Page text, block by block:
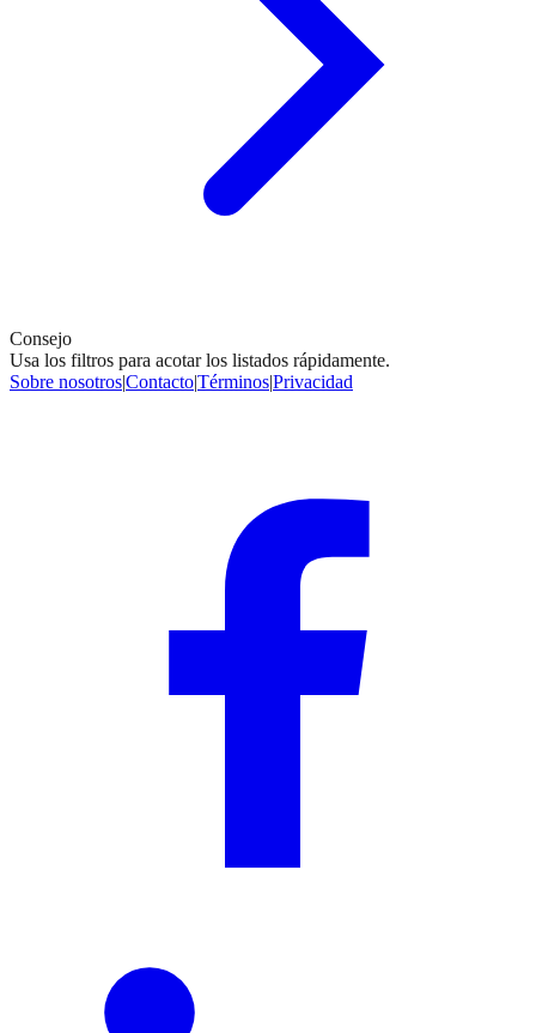
Consejo
Usa los filtros para acotar los listados rápidamente.
Sobre nosotros|Contacto|Términos|Privacidad